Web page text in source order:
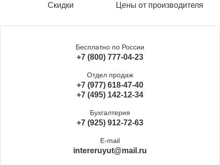
Скидки Цены от производителя
Бесплатно по России
+7 (800) 777-04-23
Отдел продаж
+7 (977) 618-47-40
+7 (495) 142-12-34
Бухгалтерия
+7 (925) 912-72-63
E-mail
intereruyut@mail.ru